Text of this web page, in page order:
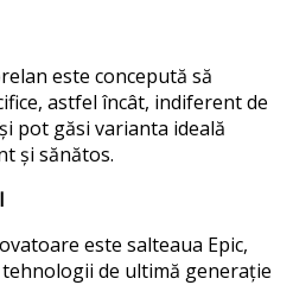
este concepută să
astfel încât, indiferent de
pot găsi varianta ideală
și sănătos.
este salteaua Epic,
de ultimă generație